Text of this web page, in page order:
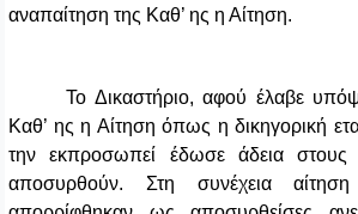
αναπαίτηση της Καθ’ ης η Αίτηση.
Το Δικαστήριο, αφού έλαβε
Καθ’ ης η Αίτηση όπως η δικηγορική
την εκπροσωπεί έδωσε άδεια στους
αποσυρθούν. Στη συνέχεια αίτηση